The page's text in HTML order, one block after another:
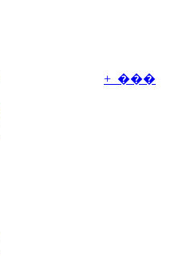
+ ���